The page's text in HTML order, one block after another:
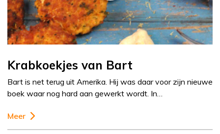
Krabkoekjes van Bart
Bart is net terug uit Amerika. Hij was daar voor zijn nieuwe
boek waar nog hard aan gewerkt wordt. In…
Meer